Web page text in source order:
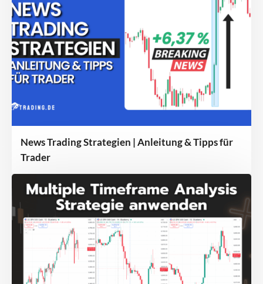
News Trading Strategien | Anleitung & Tipps für
Trader